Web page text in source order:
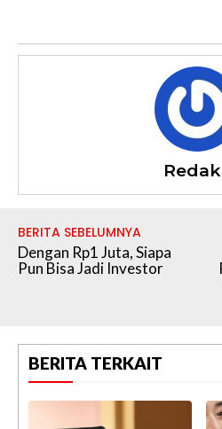
BERITA SEBELUMNYA
Dengan Rp1 Juta, Siapa
Pun Bisa Jadi Investor
BERITA TERKAIT